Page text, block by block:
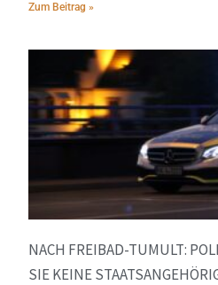
Zum Beitrag »
NACH FREIBAD-TUMULT:
SIE KEINE